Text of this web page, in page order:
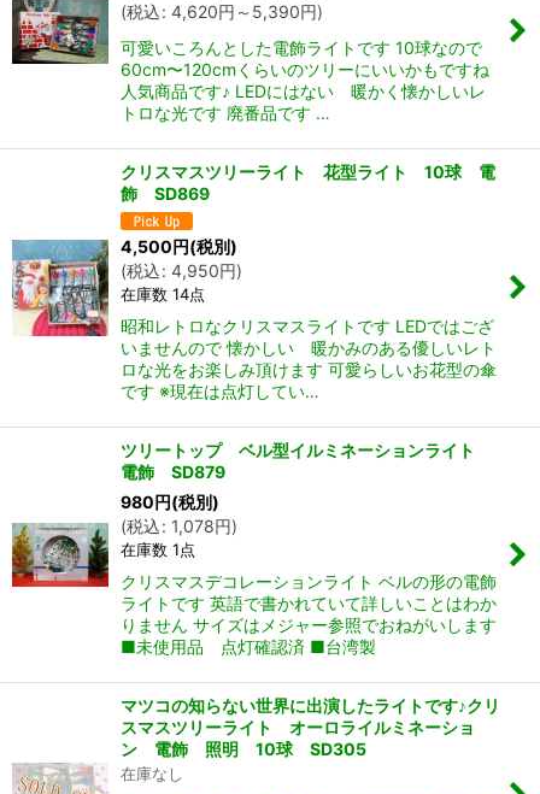
(税込: 4,620円 ～5,390円)
可愛いころんとした電飾ライトです 10球なので
60cm〜120cmくらいのツリーにいいかもですね
人気商品です♪ LEDにはない 暖かく懐かしいレ
トロな光です 廃番品です …
クリスマスツリーライト 花型ライト 10球 電
飾 SD869
4,500円(税別)
(税込: 4,950円)
在庫数 14点
昭和レトロなクリスマスライトです LEDではござ
いませんので 懐かしい 暖かみのある優しいレト
ロな光をお楽しみ頂けます 可愛らしいお花型の傘
です ※現在は点灯してい…
ツリートップ ベル型イルミネーションライト
電飾 SD879
980円(税別)
(税込: 1,078円)
在庫数 1点
クリスマスデコレーションライト ベルの形の電飾
ライトです 英語で書かれていて詳しいことはわか
りません サイズはメジャー参照でおねがいします
■未使用品 点灯確認済 ■台湾製
マツコの知らない世界に出演したライトです♪クリ
スマスツリーライト オーロライルミネーショ
ン 電飾 照明 10球 SD305
在庫なし